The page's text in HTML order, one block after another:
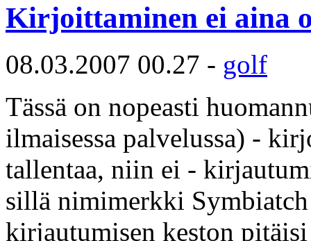
Kirjoittaminen ei aina
08.03.2007 00.27 - golf
Tässä on nopeasti
ilmaisessa palvelussa) -
tallentaa, niin ei -
sillä nimimerkki
kirjautumisen keston